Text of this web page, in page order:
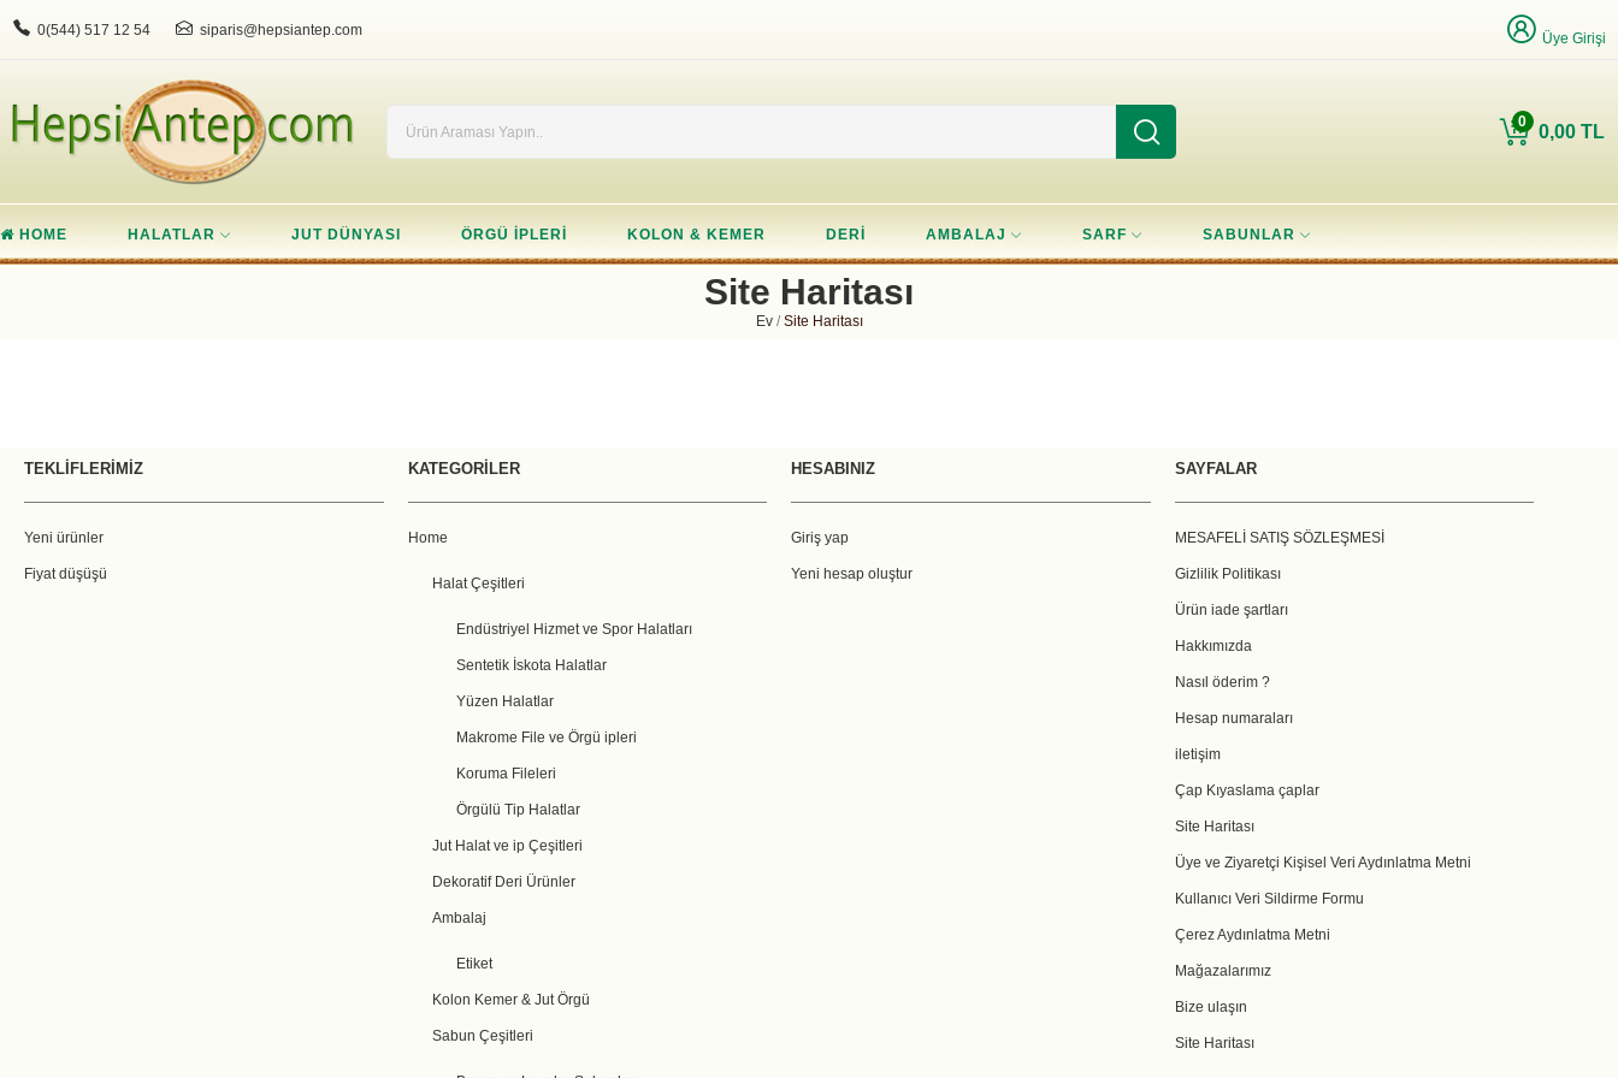
0(544) 517 12 54 siparis@hepsiantep.com
Üye Girişi
0,00 TL
0
HOME HALATLAR JUT DÜNYASI ÖRGÜ IPLERI KOLON & KEMER DERI AMBALAJ SARF SABUNLAR
Site Haritası
Ev Site Haritası
TEKLIFLERIMIZ
Yeni ürünler
Fiyat düşüşü
KATEGORILER
Home
Halat Çeşitleri
Endüstriyel Hizmet ve Spor Halatları
Sentetik İskota Halatlar
Yüzen Halatlar
Makrome File ve Örgü ipleri
Koruma Fileleri
Örgülü Tip Halatlar
Jut Halat ve ip Çeşitleri
Dekoratif Deri Ürünler
Ambalaj
Etiket
Kolon Kemer & Jut Örgü
Sabun Çeşitleri
HESABINIZ
Giriş yap
Yeni hesap oluştur
SAYFALAR
MESAFELİ SATIŞ SÖZLEŞMESİ
Gizlilik Politikası
Ürün iade şartları
Hakkımızda
Nasıl öderim ?
Hesap numaraları
iletişim
Çap Kıyaslama çaplar
Site Haritası
Üye ve Ziyaretçi Kişisel Veri Aydınlatma Metni
Kullanıcı Veri Sildirme Formu
Çerez Aydınlatma Metni
Mağazalarımız
Bize ulaşın
Site Haritası